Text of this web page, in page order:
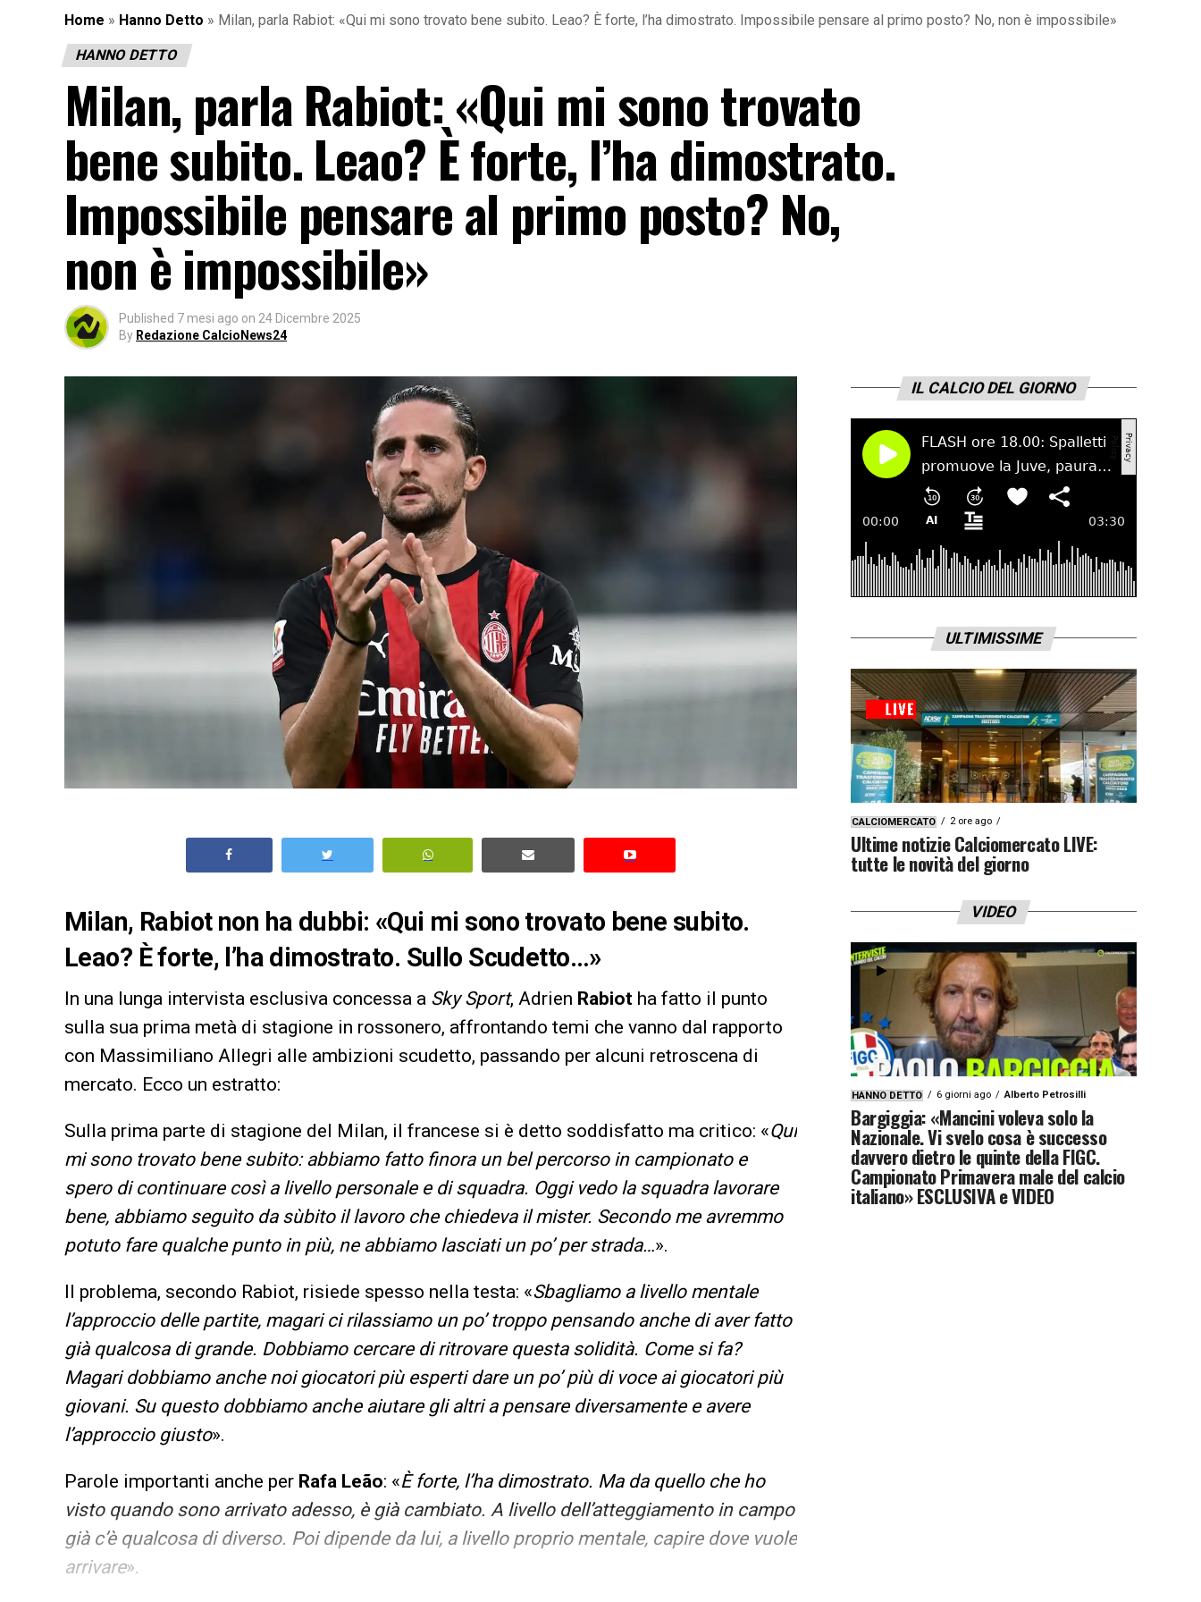
Home » Hanno Detto » Milan, parla Rabiot: «Qui mi sono trovato bene subito. Leao? È forte, l’ha dimostrato. Impossibile pensare al primo posto? No, non è impossibile»
HANNO DETTO
Milan, parla Rabiot: «Qui mi sono trovato
bene subito. Leao? È forte, l’ha dimostrato.
Impossibile pensare al primo posto? No,
non è impossibile»
Published 7 mesi ago on 24 Dicembre 2025
By Redazione CalcioNews24
Milan, Rabiot non ha dubbi: «Qui mi sono trovato bene subito.
Leao? È forte, l’ha dimostrato. Sullo Scudetto…»
In una lunga intervista esclusiva concessa a Sky Sport, Adrien Rabiot ha fatto il punto
sulla sua prima metà di stagione in rossonero, affrontando temi che vanno dal rapporto
con Massimiliano Allegri alle ambizioni scudetto, passando per alcuni retroscena di
mercato. Ecco un estratto:
Sulla prima parte di stagione del Milan, il francese si è detto soddisfatto ma critico: «Qui
mi sono trovato bene subito: abbiamo fatto finora un bel percorso in campionato e
spero di continuare così a livello personale e di squadra. Oggi vedo la squadra lavorare
bene, abbiamo seguìto da sùbito il lavoro che chiedeva il mister. Secondo me avremmo
potuto fare qualche punto in più, ne abbiamo lasciati un po’ per strada…».
Il problema, secondo Rabiot, risiede spesso nella testa: «Sbagliamo a livello mentale
l’approccio delle partite, magari ci rilassiamo un po’ troppo pensando anche di aver fatto
già qualcosa di grande. Dobbiamo cercare di ritrovare questa solidità. Come si fa?
Magari dobbiamo anche noi giocatori più esperti dare un po’ più di voce ai giocatori più
giovani. Su questo dobbiamo anche aiutare gli altri a pensare diversamente e avere
l’approccio giusto».
Parole importanti anche per Rafa Leão: «È forte, l’ha dimostrato. Ma da quello che ho
visto quando sono arrivato adesso, è già cambiato. A livello dell’atteggiamento in campo
già c’è qualcosa di diverso. Poi dipende da lui, a livello proprio mentale, capire dove vuole
arrivare».
IL CALCIO DEL GIORNO
ULTIMISSIME
CALCIOMERCATO 2 ore ago
Ultime notizie Calciomercato LIVE:
tutte le novità del giorno
VIDEO
HANNO DETTO 6 giorni ago Alberto Petrosilli
Bargiggia: «Mancini voleva solo la
Nazionale. Vi svelo cosa è successo
davvero dietro le quinte della FIGC.
Campionato Primavera male del calcio
italiano» ESCLUSIVA e VIDEO